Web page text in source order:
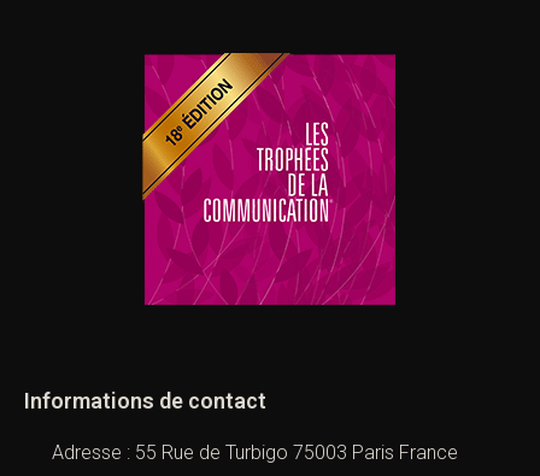
Informations de contact
Adresse : 55 Rue de Turbigo 75003 Paris France